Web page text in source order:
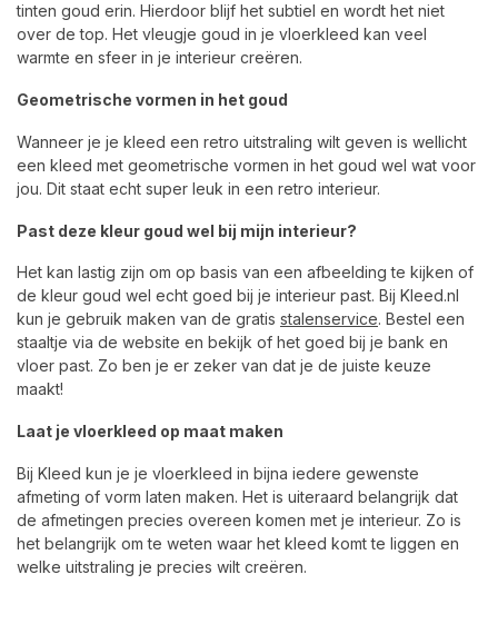
tinten goud erin. Hierdoor blijf het subtiel en wordt het niet
over de top. Het vleugje goud in je vloerkleed kan veel
warmte en sfeer in je interieur creëren.
Geometrische vormen in het goud
Wanneer je je kleed een retro uitstraling wilt geven is wellicht
een kleed met geometrische vormen in het goud wel wat voor
jou. Dit staat echt super leuk in een retro interieur.
Past deze kleur goud wel bij mijn interieur?
Het kan lastig zijn om op basis van een afbeelding te kijken of
de kleur goud wel echt goed bij je interieur past. Bij Kleed.nl
kun je gebruik maken van de gratis stalenservice. Bestel een
staaltje via de website en bekijk of het goed bij je bank en
vloer past. Zo ben je er zeker van dat je de juiste keuze
maakt!
Laat je vloerkleed op maat maken
Bij Kleed kun je je vloerkleed in bijna iedere gewenste
afmeting of vorm laten maken. Het is uiteraard belangrijk dat
de afmetingen precies overeen komen met je interieur. Zo is
het belangrijk om te weten waar het kleed komt te liggen en
welke uitstraling je precies wilt creëren.